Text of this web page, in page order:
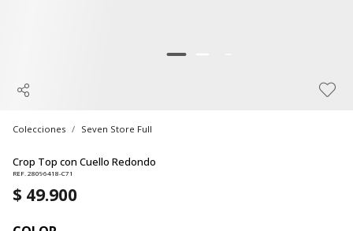
Colecciones Seven Store Full
Crop Top con Cuello Redondo
REF. 28096418-C71
$ 49.900